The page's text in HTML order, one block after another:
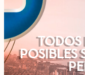
TODOS
POSIBLES